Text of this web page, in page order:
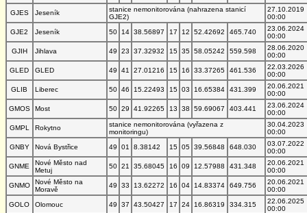
GJES
Jeseník
stanice nemonitorována (nahrazena stanicí
GJE2)
27.10.2019
00:00
GJE2
Jeseník 50 14 38.56897 17 12 52.42692 465.740
23.06.2024
00:00
GJIH
Jihlava 49 23 37.32932 15 35 58.05242 559.598
28.06.2020
00:00
GLED
GLED 49 41 27.01216 15 16 33.37265 461.536
22.03.2026
00:00
GLIB
Liberec 50 46 15.22493 15 03 16.65384 431.399
20.06.2021
00:00
GMOS
Most 50 29 41.92265 13 38 59.69067 403.441
23.06.2024
00:00
GMPL
Rokytno
stanice nemonitorována (vyřazena z
monitoringu)
30.04.2023
00:00
GNBY
Nová Bystřice 49 01 8.38142 15 05 39.56848 648.030
03.07.2022
00:00
GNME
Nové Město nad
Metuj
50 21 35.68045 16 09 12.57988 431.348
20.06.2021
00:00
GNMO
Nové Město na
Moravě
49 33 13.62272 16 04 14.83374 649.756
20.06.2021
00:00
GOLO
Olomouc 49 37 43.50427 17 24 16.86319 334.315
22.06.2025
00:00